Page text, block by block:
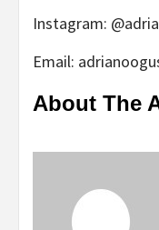
Instagram:
Email:
About The